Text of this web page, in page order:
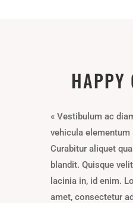
HAPPY
« Vestibulum ac
vehicula
Curabitur aliquet
blandit. Quisque
lacinia in, id enim.
amet, consectetur